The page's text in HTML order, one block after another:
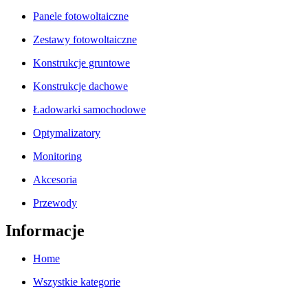
Panele fotowoltaiczne
Zestawy fotowoltaiczne
Konstrukcje gruntowe
Konstrukcje dachowe
Ładowarki samochodowe
Optymalizatory
Monitoring
Akcesoria
Przewody
Informacje
Home
Wszystkie kategorie